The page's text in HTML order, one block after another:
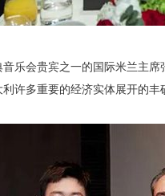
会贵宾之一的国际米兰主席
许多重要的经济实体展开的丰